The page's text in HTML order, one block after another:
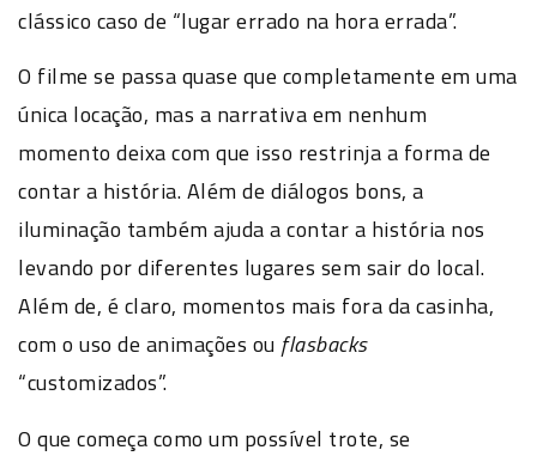
clássico caso de “lugar errado na hora errada”.
O filme se passa quase que completamente em uma
única locação, mas a narrativa em nenhum
momento deixa com que isso restrinja a forma de
contar a história. Além de diálogos bons, a
iluminação também ajuda a contar a história nos
levando por diferentes lugares sem sair do local.
Além de, é claro, momentos mais fora da casinha,
com o uso de animações ou flasbacks
“customizados”.
O que começa como um possível trote, se